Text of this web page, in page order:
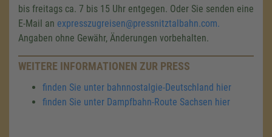
bis freitags ca. 7 bis 15 Uhr entgegen. Oder Sie senden eine
E-Mail an expresszugreisen@pressnitztalbahn.com.
Angaben ohne Gewähr, Änderungen vorbehalten.
WEITERE INFORMATIONEN ZUR PRESS
finden Sie unter bahnnostalgie-Deutschland hier
finden Sie unter Dampfbahn-Route Sachsen hier